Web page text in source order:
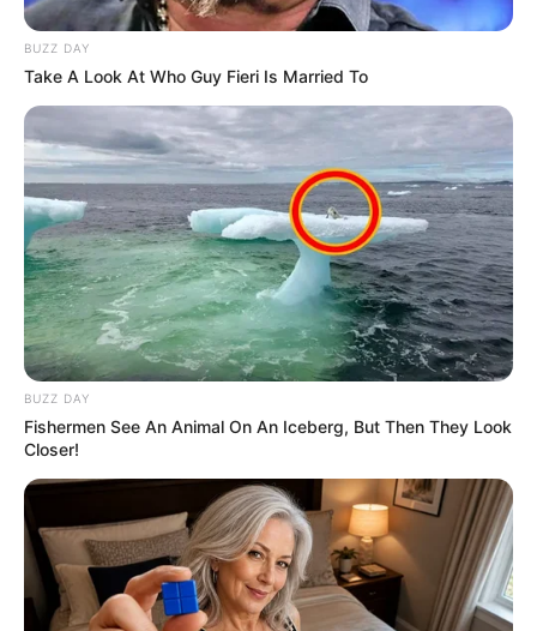
-ad4
💠 Pernambuco: R$ 9.114,18 milhões
💠 Piauí: R$ 4.911,72 milhões
💠 Rio de Janeiro: 5.499,24 milhões
💠 Rio Grande do Norte: 4.574,73 milhões
💠 Rio Grande do Sul: R$ 12.399,81 milhões
💠 Rondônia: R$ 1.598,04 milhões
💠 Roraima: R$ 935,97 milhões
💠 Santa Catarina: R$ 7.220,22 milhões
💠 São Paulo: R$ 24.570,77 milhões
💠 Sergipe: R$ 2.824,75 milhões
💠 Tocantins: R$ 2.518,08.
80% dos municípios brasileiros. Os recursos são formados por
22,5% da arrecadação da União com Imposto de Renda e IPI.
O valor recebido varia conforme o número de habitantes e é
atualizado anualmente com base em dados do IBGE.
BUZZ DAY
Take A Look At Who Guy Fieri Is Married To
BUZZ DAY
Fishermen See An Animal On An Iceberg, But Then They Look
Closer!